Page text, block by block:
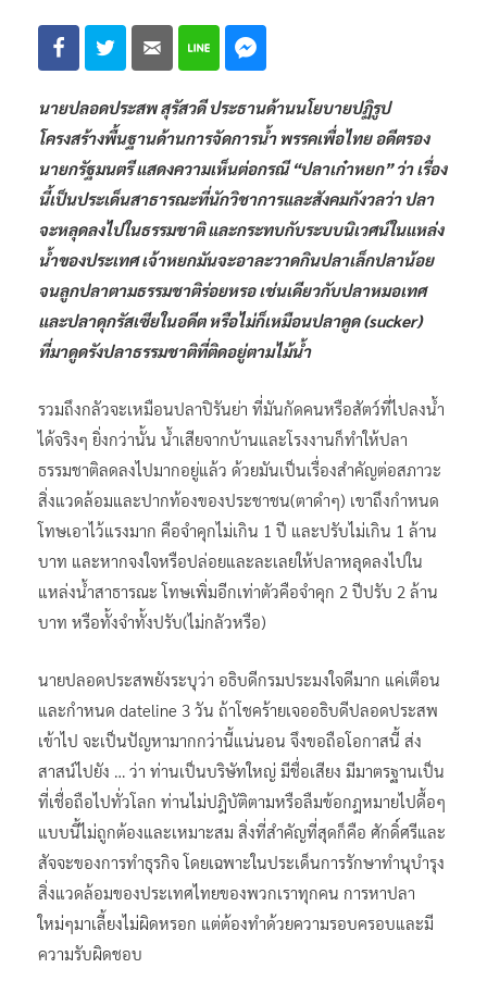
นายปลอดประสพ สุรัสวดี ประธานด้านนโยบายปฏิรูป
โครงสร้างพื้นฐานด้านการจัดการน้ำ พรรคเพื่อไทย อดีตรอง
นายกรัฐมนตรี แสดงความเห็นต่อกรณี “ปลาเก๋าหยก” ว่า เรื่อง
นี้เป็นประเด็นสาธารณะที่นักวิชาการและสังคมกังวลว่า ปลา
จะหลุดลงไปในธรรมชาติ และกระทบกับระบบนิเวศน์ในแหล่ง
น้ำของประเทศ เจ้าหยกมันจะอาละวาดกินปลาเล็กปลาน้อย
จนลูกปลาตามธรรมชาติร่อยหรอ เช่นเดียวกับปลาหมอเทศ
และปลาดุกรัสเซียในอดีต หรือไม่ก็เหมือนปลาดูด (sucker)
ที่มาดูดรังปลาธรรมชาติที่ติดอยู่ตามไม้น้ำ
รวมถึงกลัวจะเหมือนปลาปิรันย่า ที่มันกัดคนหรือสัตว์ที่ไปลงน้ำ
ได้จริงๆ ยิ่งกว่านั้น น้ำเสียจากบ้านและโรงงานก็ทำให้ปลา
ธรรมชาติลดลงไปมากอยู่แล้ว ด้วยมันเป็นเรื่องสำคัญต่อสภาวะ
สิ่งแวดล้อมและปากท้องของประชาชน(ตาดำๆ) เขาถึงกำหนด
โทษเอาไว้แรงมาก คือจำคุกไม่เกิน 1 ปี และปรับไม่เกิน 1 ล้าน
บาท และหากจงใจหรือปล่อยและละเลยให้ปลาหลุดลงไปใน
แหล่งน้ำสาธารณะ โทษเพิ่มอีกเท่าตัวคือจำคุก 2 ปีปรับ 2 ล้าน
บาท หรือทั้งจำทั้งปรับ(ไม่กลัวหรือ)
นายปลอดประสพยังระบุว่า อธิบดีกรมประมงใจดีมาก แค่เตือน
และกำหนด dateline 3 วัน ถ้าโชคร้ายเจออธิบดีปลอดประสพ
เข้าไป จะเป็นปัญหามากกว่านี้แน่นอน จึงขอถือโอกาสนี้ ส่ง
สาสน์ไปยัง … ว่า ท่านเป็นบริษัทใหญ่ มีชื่อเสียง มีมาตรฐานเป็น
ที่เชื่อถือไปทั่วโลก ท่านไม่ปฎิบัติตามหรือลืมข้อกฎหมายไปดื้อๆ
แบบนี้ไม่ถูกต้องและเหมาะสม สิ่งที่สำคัญที่สุดก็คือ ศักดิ์ศรีและ
สัจจะของการทำธุรกิจ โดยเฉพาะในประเด็นการรักษาทำนุบำรุง
สิ่งแวดล้อมของประเทศไทยของพวกเราทุกคน การหาปลา
ใหม่ๆมาเลี้ยงไม่ผิดหรอก แต่ต้องทำด้วยความรอบครอบและมี
ความรับผิดชอบ